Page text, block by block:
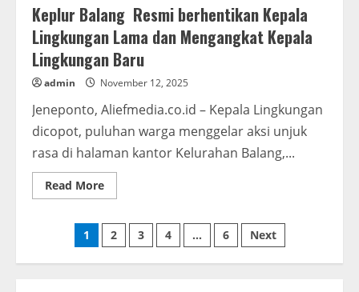
Keplur Balang Resmi berhentikan Kepala
Lingkungan Lama dan Mengangkat Kepala
Lingkungan Baru
admin November 12, 2025
Jeneponto, Aliefmedia.co.id – Kepala Lingkungan
dicopot, puluhan warga menggelar aksi unjuk
rasa di halaman kantor Kelurahan Balang,...
Read MoreRead
more
Balang
Resmi
berhentikan
Kepala
Paginasi
pos
1 2 3 4 … 6 Next